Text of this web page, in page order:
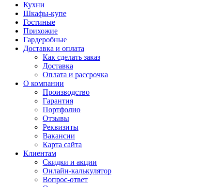
Кухни
Шкафы-купе
Гостиные
Прихожие
Гардеробные
Доставка и оплата
Как сделать заказ
Доставка
Оплата и рассрочка
О компании
Производство
Гарантия
Портфолио
Отзывы
Реквизиты
Вакансии
Карта сайта
Клиентам
Скидки и акции
Онлайн-калькулятор
Вопрос-ответ